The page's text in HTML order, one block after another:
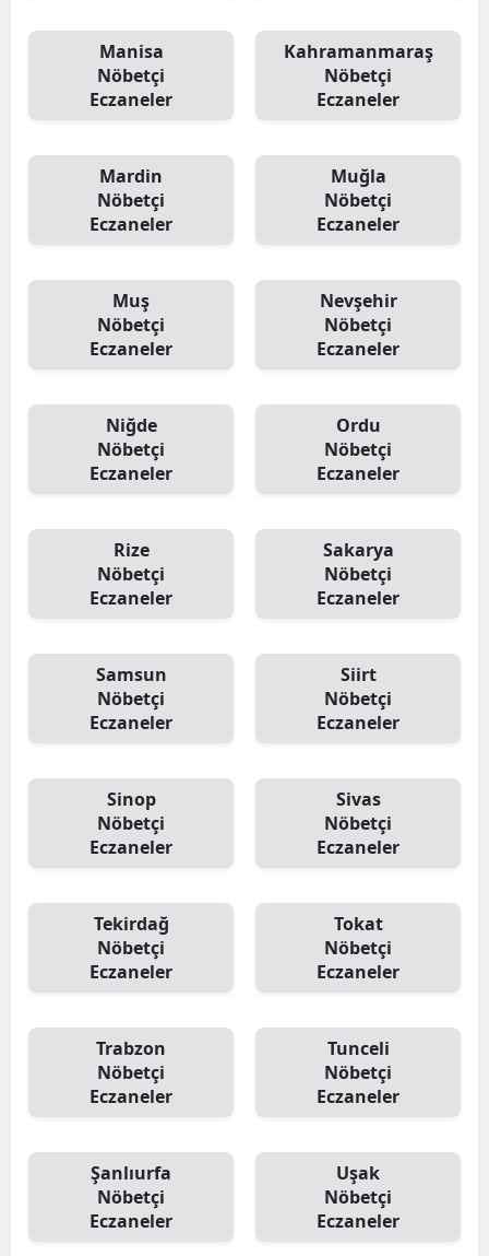
Manisa
Nöbetçi
Eczaneler
Kahramanmaraş
Nöbetçi
Eczaneler
Mardin
Nöbetçi
Eczaneler
Muğla
Nöbetçi
Eczaneler
Muş
Nöbetçi
Eczaneler
Nevşehir
Nöbetçi
Eczaneler
Niğde
Nöbetçi
Eczaneler
Ordu
Nöbetçi
Eczaneler
Rize
Nöbetçi
Eczaneler
Sakarya
Nöbetçi
Eczaneler
Samsun
Nöbetçi
Eczaneler
Siirt
Nöbetçi
Eczaneler
Sinop
Nöbetçi
Eczaneler
Sivas
Nöbetçi
Eczaneler
Tekirdağ
Nöbetçi
Eczaneler
Tokat
Nöbetçi
Eczaneler
Trabzon
Nöbetçi
Eczaneler
Tunceli
Nöbetçi
Eczaneler
Şanlıurfa
Nöbetçi
Eczaneler
Uşak
Nöbetçi
Eczaneler